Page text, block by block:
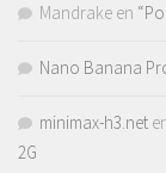
Mandrake en
Nano Banana
minimax-h3.net
2G